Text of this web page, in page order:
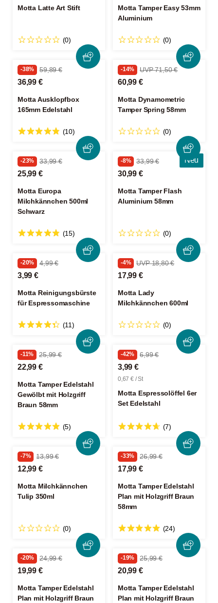
Motta Latte Art Stift
(0)
Motta Tamper Easy 53mm
Aluminium
(0)
-38% 59,89 €
36,99 €
Motta Ausklopfbox
165mm Edelstahl
(10)
-14% UVP 71,50 €
60,99 €
Motta Dynamometric
Tamper Spring 58mm
(0)
-23% 33,99 €
25,99 €
Motta Europa
Milchkännchen 500ml
Schwarz
(15)
Neu
-8% 33,99 €
30,99 €
Motta Tamper Flash
Aluminium 58mm
(0)
-20% 4,99 €
3,99 €
Motta Reinigungsbürste
für Espressomaschine
(11)
-4% UVP 18,80 €
17,99 €
Motta Lady
Milchkännchen 600ml
(0)
-11% 25,99 €
22,99 €
Motta Tamper Edelstahl
Gewölbt mit Holzgriff
Braun 58mm
(5)
-42% 6,99 €
3,99 €
0,67 € / St
Motta Espressolöffel 6er
Set Edelstahl
(7)
-7% 13,99 €
12,99 €
Motta Milchkännchen
Tulip 350ml
(0)
-33% 26,99 €
17,99 €
Motta Tamper Edelstahl
Plan mit Holzgriff Braun
58mm
(24)
-20% 24,99 €
19,99 €
Motta Tamper Edelstahl
Plan mit Holzgriff Braun
-19% 25,99 €
20,99 €
Motta Tamper Edelstahl
Plan mit Holzgriff Braun